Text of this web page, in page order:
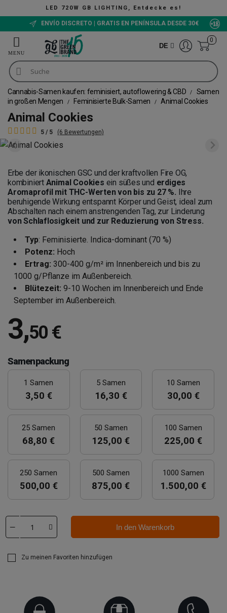
LED 720W GB LIGHTING, Entdecke es!
ENVÍO DISCRETO | GRATIS EN PENÍNSULA DESDE 30€
DE
0
Cannabis-Samen kaufen: feminisiert, autoflowering & CBD
Samen
in großen Mengen
Feminisierte Bulk-Samen Animal Cookies
Animal Cookies
5 / 5 (6 Bewertungen)
Erbe der ikonischen GSC und der kraftvollen Fire OG,
kombiniert Animal Cookies ein süßes und erdiges
Aromaprofil mit THC-Werten von bis zu 27 %. Ihre
beruhigende Wirkung entspannt Körper und Geist, ideal zum
Abschalten nach einem anstrengenden Tag, zur Linderung
von Schlaflosigkeit und zur Reduzierung von Stress.
Typ: Feminisierte. Indica-dominant (70 %)
Potenz: Hoch
Ertrag: 300-400 g/m² im Innenbereich und bis zu
1000 g/Pflanze im Außenbereich.
Blütezeit: 9-10 Wochen im Innenbereich und Ende
September im Außenbereich.
3,50 €
Samenpackung
1 Samen
3,50 €
5 Samen
16,30 €
10 Samen
30,00 €
25 Samen
68,80 €
50 Samen
125,00 €
100 Samen
225,00 €
250 Samen
500,00 €
500 Samen
875,00 €
1000 Samen
1.500,00 €
In den Warenkorb
Zu meinen Favoriten hinzufügen